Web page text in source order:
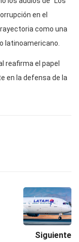
en el
como una
latinoamericano.
reafirma el papel
en la defensa de la
Siguiente